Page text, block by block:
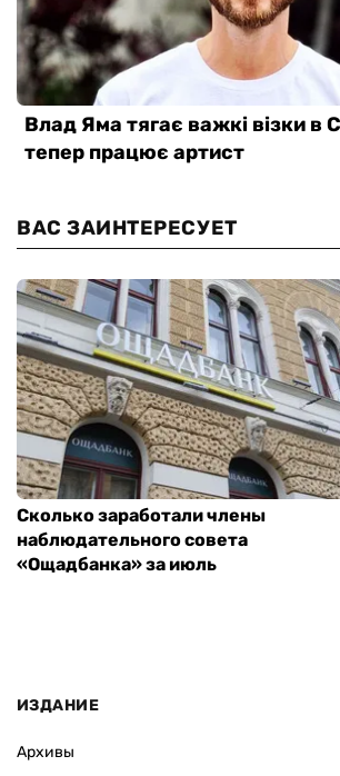
ВАС ЗАИНТЕРЕСУЕТ
Сколько заработали члены
наблюдательного совета
«Ощадбанка» за июль
ИЗДАНИЕ
Архивы